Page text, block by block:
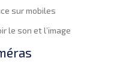
sur mobiles
le son et l’image